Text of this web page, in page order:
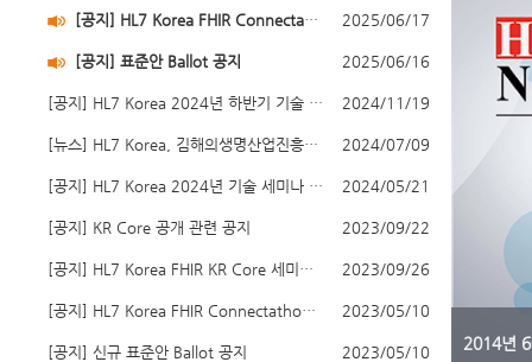
[공지] HL7 Korea FHIR Connectathon July 2025 개최 안내(2025.07.14~2025.07.17) 2025/06/17
[공지] 표준안 Ballot 공지 2025/06/16
[공지] HL7 Korea 2024년 하반기 기술 세미나 안내 2024/11/19
[뉴스] HL7 Korea, 김해의생명산업진흥원 업무협약(MOU) 체결(2024.07.05) 2024/07/09
[공지] HL7 Korea 2024년 기술 세미나 행사 안내 2024/05/21
[공지] KR Core 공개 관련 공지 2023/09/22
[공지] HL7 Korea FHIR KR Core 세미나 안내 2023/09/26
[공지] HL7 Korea FHIR Connectathon June 2023 개최 안내(2023.06.07~2023.06.09) 2023/05/10
[공지] 신규 표준안 Ballot 공지 2023/05/10 2014년